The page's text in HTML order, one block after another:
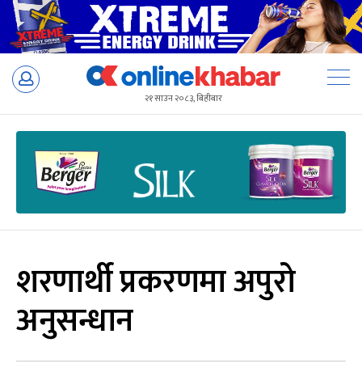
Skip
२१ साउन २०८३, बिहीबार
शरणार्थी प्रकरणमा अपुरो
अनुसन्धान